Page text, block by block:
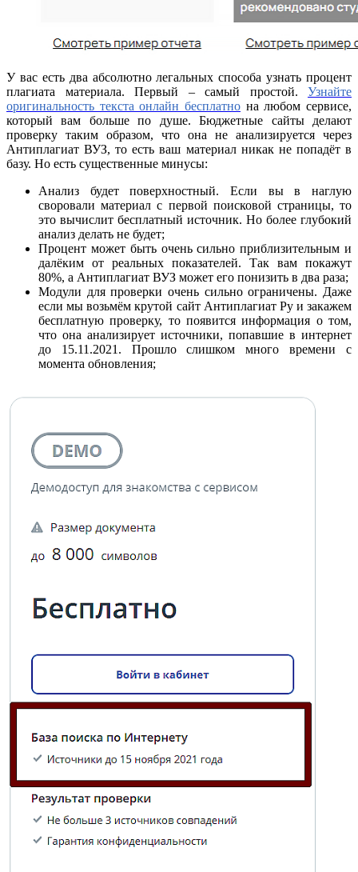
У вас есть два абсолютно легальных способа узнать процент
плагиата материала. Первый – самый простой. Узнайте
оригинальность текста онлайн бесплатно на любом сервисе,
который вам больше по душе. Бюджетные сайты делают
проверку таким образом, что она не анализируется через
Антиплагиат ВУЗ, то есть ваш материал никак не попадёт в
базу. Но есть существенные минусы:
Анализ будет поверхностный. Если вы в наглую
своровали материал с первой поисковой страницы, то
это вычислит бесплатный источник. Но более глубокий
анализ делать не будет;
Процент может быть очень сильно приблизительным и
далёким от реальных показателей. Так вам покажут
80%, а Антиплагиат ВУЗ может его понизить в два раза;
Модули для проверки очень сильно ограничены. Даже
если мы возьмём крутой сайт Антиплагиат Ру и закажем
бесплатную проверку, то появится информация о том,
что она анализирует источники, попавшие в интернет
до 15.11.2021. Прошло слишком много времени с
момента обновления;